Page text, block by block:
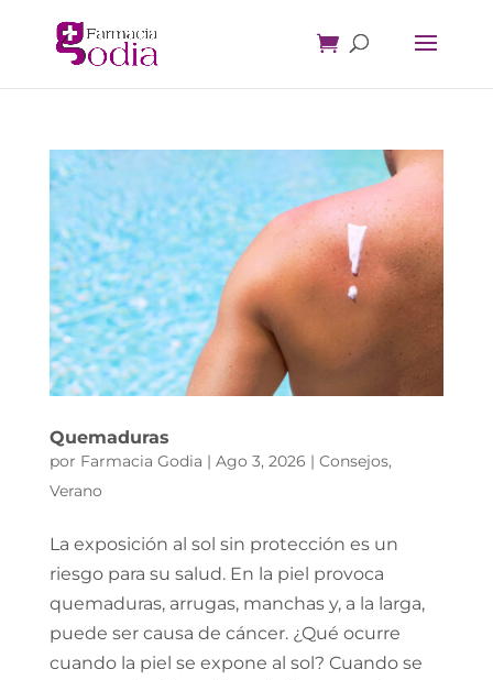
Quemaduras
por Farmacia Godia | Ago 3, 2026 | Consejos,
Verano
La exposición al sol sin protección es un
riesgo para su salud. En la piel provoca
quemaduras, arrugas, manchas y, a la larga,
puede ser causa de cáncer. ¿Qué ocurre
cuando la piel se expone al sol? Cuando se